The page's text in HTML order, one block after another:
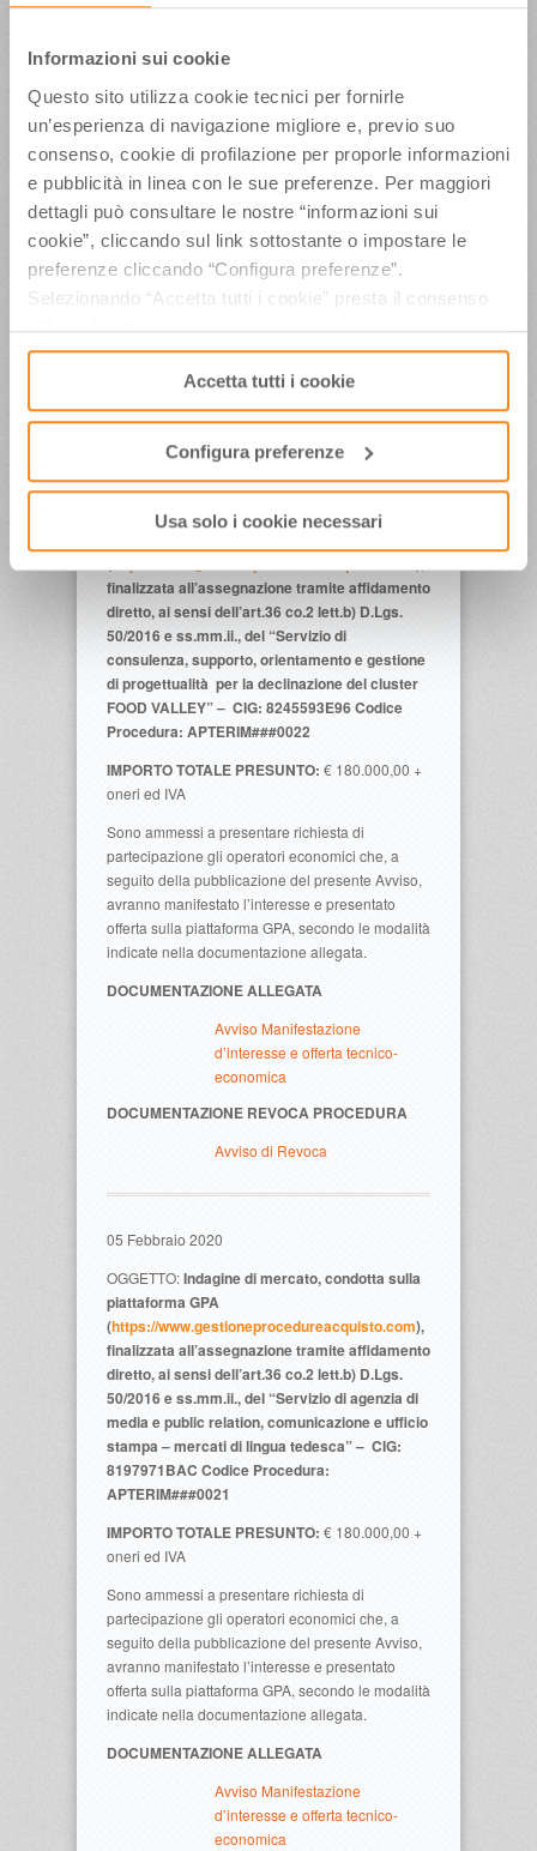
Informazioni sui cookie
Questo sito utilizza cookie tecnici per fornirle
un’esperienza di navigazione migliore e, previo suo
consenso, cookie di profilazione per proporle informazioni
e pubblicità in linea con le sue preferenze. Per maggiori
dettagli può consultare le nostre “informazioni sui
cookie”, cliccando sul link sottostante o impostare le
preferenze cliccando “Configura preferenze”.
Selezionando “Accetta tutti i cookie” presta il consenso
all’uso di tutti i tipi di cookie mentre può revocare il
consenso cliccando su “Usa solo i cookie necessari” e
saranno attivati i soli cookie tecnici necessari al corretto
funzionamento del sito.
Accetta tutti i cookie
Configura preferenze
Usa solo i cookie necessari
indicate nei documenti di gara, la
tecnicanel periodo compreso dal 1° giugno (ore
esaurimento del budget complessivo stanziato
per il progetto.
DOCUMENTAZIONE ALLEGATA
Avviso
Avviso proroga scadenza
scadenza
Capitolato tecnico
Allegato A
Allegato B
16 Marzo 2020
OGGETTO:Indagine di mercato, condotta sulla
finalizzata all’assegnazione tramite affidamento
diretto, ai sensi dell’art.36 co.2 lett.b) D.Lgs.
50/2016 e ss.mm.ii., del “Servizio di
consulenza, supporto, orientamento e gestione
di progettualità per la declinazione del cluster
FOOD VALLEY” – CIG: 8245593E96Codice
Procedura: APTERIM###0022
IMPORTO TOTALE PRESUNTO: € 180.000,00 +
oneri ed IVA
Sono ammessi a presentare richiesta di
partecipazione gli operatori economici che, a
seguito della pubblicazione del presente Avviso,
avranno manifestato l’interesse e presentato
offerta sulla piattaforma GPA, secondo le modalità
indicate nella documentazione allegata.
DOCUMENTAZIONE ALLEGATA
Avviso Manifestazione
d’interesse e offerta tecnico-
economica
DOCUMENTAZIONE REVOCA PROCEDURA
Avviso di Revoca
05 Febbraio 2020
OGGETTO:Indagine di mercato, condotta sulla
piattaforma GPA
(https://www.gestioneprocedureacquisto.com),
finalizzata all’assegnazione tramite affidamento
diretto, ai sensi dell’art.36 co.2 lett.b) D.Lgs.
50/2016 e ss.mm.ii., del “Servizio di agenzia di
media e public relation, comunicazione e ufficio
stampa – mercati di lingua tedesca” – CIG:
8197971BAC Codice Procedura:
APTERIM###0021
IMPORTO TOTALE PRESUNTO: € 180.000,00 +
oneri ed IVA
Sono ammessi a presentare richiesta di
partecipazione gli operatori economici che, a
seguito della pubblicazione del presente Avviso,
avranno manifestato l’interesse e presentato
offerta sulla piattaforma GPA, secondo le modalità
indicate nella documentazione allegata.
DOCUMENTAZIONE ALLEGATA
Avviso Manifestazione
d’interesse e offerta tecnico-
economica